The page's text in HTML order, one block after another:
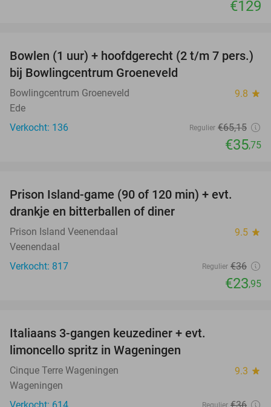
€129
45%
Bowlen (1 uur) + hoofdgerecht (2 t/m 7 pers.)
bij Bowlingcentrum Groeneveld
Bowlingcentrum Groeneveld 9.8 star
Ede
Verkocht: 136
Regulier €65,15
€35,75
Prison Island-game (90 of 120 min) + evt.
drankje en bitterballen of diner
Prison Island Veenendaal 9.5 star
Veenendaal
Verkocht: 817
Regulier €36
€23,95
Italiaans 3-gangen keuzediner + evt.
limoncello spritz in Wageningen
Cinque Terre Wageningen 9.3 star
Wageningen
Regulier